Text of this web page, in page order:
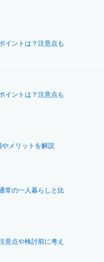
イントは？注意点も
イントは？注意点も
メリットを解説
常の一人暮らしと比
意点や検討前に考え